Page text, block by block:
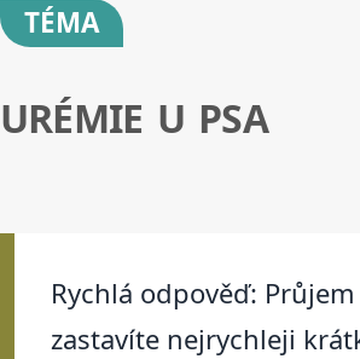
TÉMA
URÉMIE U PSA
Rychlá odpověď:
zastavíte nejrychleji